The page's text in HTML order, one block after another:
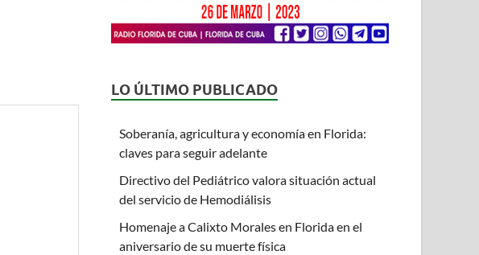
LO ÚLTIMO PUBLICADO
Soberanía, agricultura y economía en Florida:
claves para seguir adelante
Directivo del Pediátrico valora situación actual
del servicio de Hemodiálisis
Homenaje a Calixto Morales en Florida en el
aniversario de su muerte física